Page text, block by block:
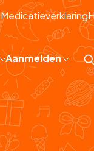
Medicatieverklaring
Aanmelden